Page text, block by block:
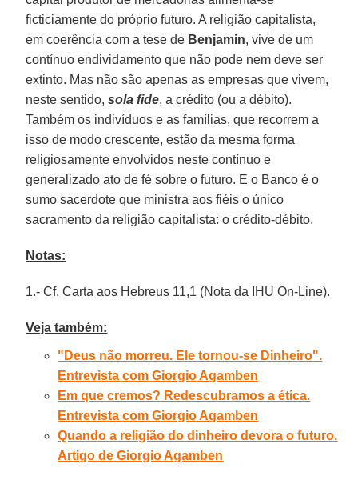
ficticiamente do próprio futuro. A religião capitalista,
em coerência com a tese de Benjamin, vive de um
contínuo endividamento que não pode nem deve ser
extinto. Mas não são apenas as empresas que vivem,
neste sentido,sola fide, a crédito (ou a débito).
Também os indivíduos e as famílias, que recorrem a
isso de modo crescente, estão da mesma forma
religiosamente envolvidos neste contínuo e
generalizado ato de fé sobre o futuro. E o Banco é o
sumo sacerdote que ministra aos fiéis o único
sacramento da religião capitalista: o crédito-débito.
Notas:
1.- Cf. Carta aos Hebreus 11,1 (Nota da IHU On-Line).
Veja também:
"Deus não morreu. Ele tornou-se Dinheiro".
Entrevista com Giorgio Agamben
Em que cremos? Redescubramos a ética.
Entrevista com Giorgio Agamben
Quando a religião do dinheiro devora o futuro.
Artigo de Giorgio Agamben